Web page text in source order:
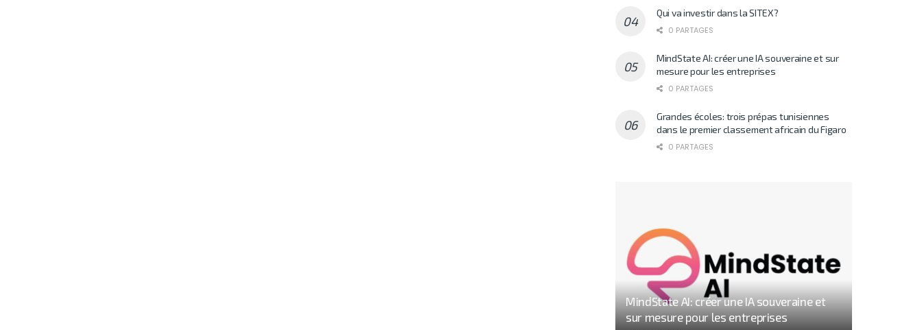
Qui va investir dans la SITEX?
0 PARTAGES
MindState AI: créer une IA souveraine et sur
mesure pour les entreprises
0 PARTAGES
Grandes écoles: trois prépas tunisiennes
dans le premier classement africain du Figaro
0 PARTAGES
MindState AI: créer une IA souveraine et
sur mesure pour les entreprises